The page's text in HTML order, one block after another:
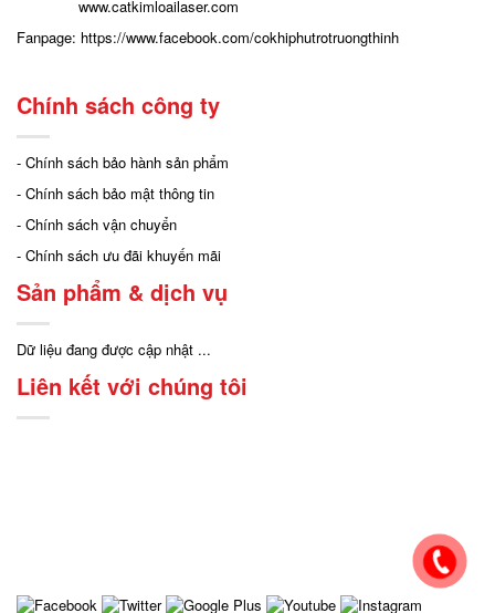
www.catkimloailaser.com
Fanpage: https://www.facebook.com/cokhiphutrotruongthinh
Chính sách công ty
- Chính sách bảo hành sản phẩm
- Chính sách bảo mật thông tin
- Chính sách vận chuyển
- Chính sách ưu đãi khuyến mãi
Sản phẩm & dịch vụ
Dữ liệu đang được cập nhật ...
Liên kết với chúng tôi